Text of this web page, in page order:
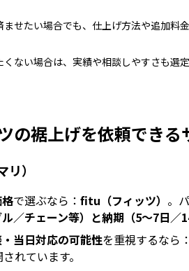
せたい場合でも、仕上げ方法や追加料
ない場合は、実績や相談しやすさも選定
の裾上げを依頼でき
）
で選ぶなら： fitu（フィッツ） 。
ル／チェーン等）と納期（5〜7日／
当日対応の可能性を重視するなら：
れています。